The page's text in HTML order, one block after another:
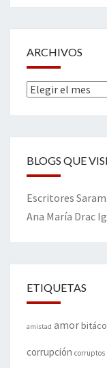
ARCHIVOS
Archivos
BLOGS QUE
Escritores
Ana María Drac
ETIQUETAS
amistad amor
corrupción corruptos